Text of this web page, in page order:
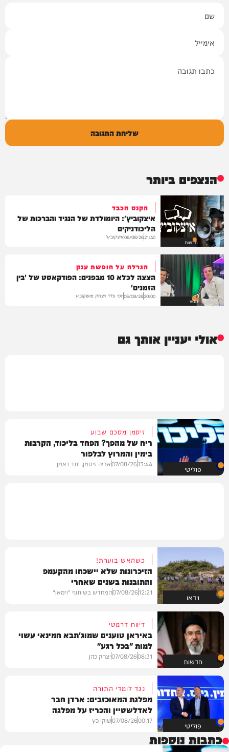
שליחת התגובה
הנצפים ביותר
חדשות
הקנס הכבד
איצקוביץ': היומולדת של הנגיד והברכות של
הליכודניקים
21:40
06/08/26איצקוביץ'
VOD
הגרלה על חופשת ענק
הצצה לכלא 10 מבפנים: הפודקאסט של 'בין
הזמנים'
20:00
06/08/26יוסי פלד ויצחק מושקוביץ
אולי יעניין אותך גם
פוליטי
זיסמן מסכם שבוע
ריח של מהפך? הפחד בליכוד, הקרבות
בימין והמרוץ לבלפור
13:44
07/08/26אריה זיסמן, יתד נאמן
וידאו
כשהאש בוערת!
הזיכרונות שלא יישכחו מהקעמפ
והתובנות בשנים שאחרי
12:21
07/08/26המחדש בשיתוף "וימאן"
חדשות
דיווח דרמטי
באיראן טוענים שמוג'תבא חמינאי עשוי
למות "בכל רגע"
08:31
07/08/26יצחק כהן
פוליטי
נגד לומדי התורה
מפלגת המאוכזבים: ארדן חבר
לאדלשטיין והכריז על מפלגה
00:17
07/08/26שוקי כץ
כתבות נוספות